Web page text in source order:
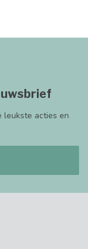
leukste acties en